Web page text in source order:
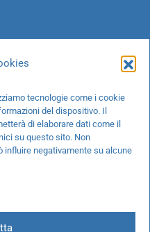
tecnologie come i cookie
del dispositivo. Il
di elaborare dati come il
su questo sito. Non
influire negativamente su alcune